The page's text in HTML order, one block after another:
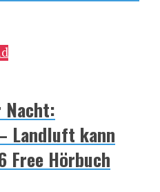
Landluft kann
Free Hörbuch